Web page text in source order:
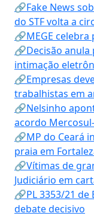
🔗Fake News
do STF volta a
🔗MEGE celebra
🔗Decisão
intimação
🔗Empresas
trabalhistas em
🔗Nelsinho
acordo
🔗MP do Ceará
praia em
🔗Vítimas de
Judiciário em
🔗PL 3353/21
debate decisivo